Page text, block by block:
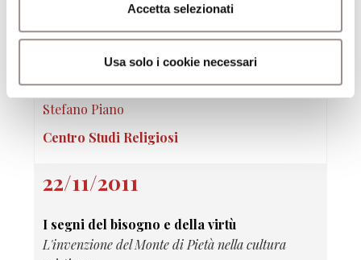
Accetta selezionati
Usa solo i cookie necessari
Il bene del mondo
Armonia del cosmo e responsabilità individuale
nella tradizione induista
Stefano Piano
Centro Studi Religiosi
22/11/2011
I segni del bisogno e della virtù
L'invenzione del Monte di Pietà nella cultura